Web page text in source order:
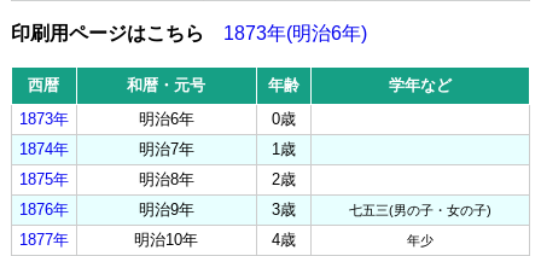
印刷用ページはこちら 1873年(明治6年)
西暦 和暦・元号 年齢
学年など
1873年
明治6年
0歳
1874年
明治7年
1歳
1875年
明治8年
2歳
1876年
明治9年 3歳 七五三(男の子・女の子)
1877年 明治10年 4歳 年少